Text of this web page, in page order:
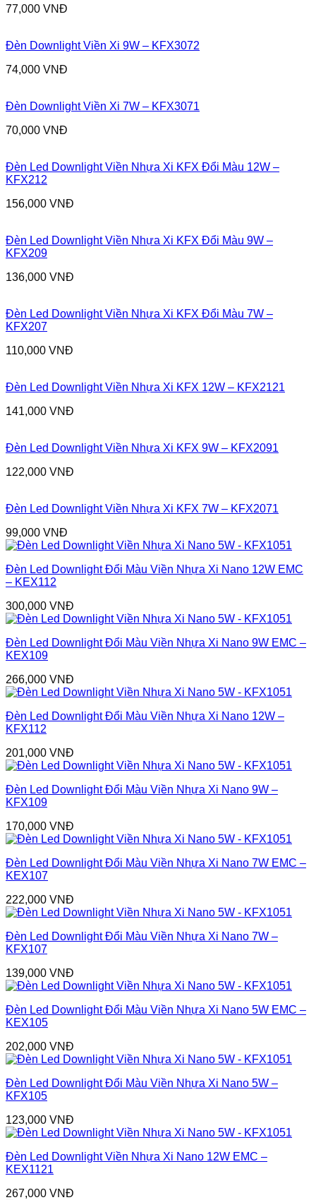
77,000 VNĐ
Đèn Downlight Viền Xi 9W – KFX3072
74,000 VNĐ
Đèn Downlight Viền Xi 7W – KFX3071
70,000 VNĐ
Đèn Led Downlight Viền Nhựa Xi KFX Đổi Màu 12W –
KFX212
156,000 VNĐ
Đèn Led Downlight Viền Nhựa Xi KFX Đổi Màu 9W –
KFX209
136,000 VNĐ
Đèn Led Downlight Viền Nhựa Xi KFX Đổi Màu 7W –
KFX207
110,000 VNĐ
Đèn Led Downlight Viền Nhựa Xi KFX 12W – KFX2121
141,000 VNĐ
Đèn Led Downlight Viền Nhựa Xi KFX 9W – KFX2091
122,000 VNĐ
Đèn Led Downlight Viền Nhựa Xi KFX 7W – KFX2071
99,000 VNĐ
Đèn Led Downlight Đổi Màu Viền Nhựa Xi Nano 12W EMC
– KEX112
300,000 VNĐ
Đèn Led Downlight Đổi Màu Viền Nhựa Xi Nano 9W EMC –
KEX109
266,000 VNĐ
Đèn Led Downlight Đổi Màu Viền Nhựa Xi Nano 12W –
KFX112
201,000 VNĐ
Đèn Led Downlight Đổi Màu Viền Nhựa Xi Nano 9W –
KFX109
170,000 VNĐ
Đèn Led Downlight Đổi Màu Viền Nhựa Xi Nano 7W EMC –
KEX107
222,000 VNĐ
Đèn Led Downlight Đổi Màu Viền Nhựa Xi Nano 7W –
KFX107
139,000 VNĐ
Đèn Led Downlight Đổi Màu Viền Nhựa Xi Nano 5W EMC –
KEX105
202,000 VNĐ
Đèn Led Downlight Đổi Màu Viền Nhựa Xi Nano 5W –
KFX105
123,000 VNĐ
Đèn Led Downlight Viền Nhựa Xi Nano 12W EMC –
KEX1121
267,000 VNĐ